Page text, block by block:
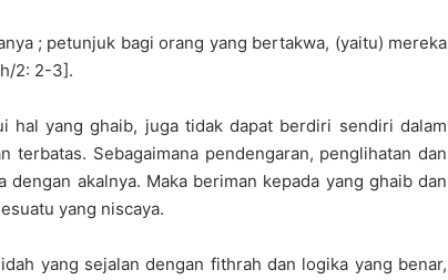
; petunjuk bagi orang yang bertakwa, (yaitu) mereka
2: 2-3].
hal yang ghaib, juga tidak dapat berdiri sendiri dalam
terbatas. Sebagaimana pendengaran, penglihatan dan
akalnya. Maka beriman kepada yang ghaib dan
yang niscaya.
yang sejalan dengan fithrah dan logika yang benar,